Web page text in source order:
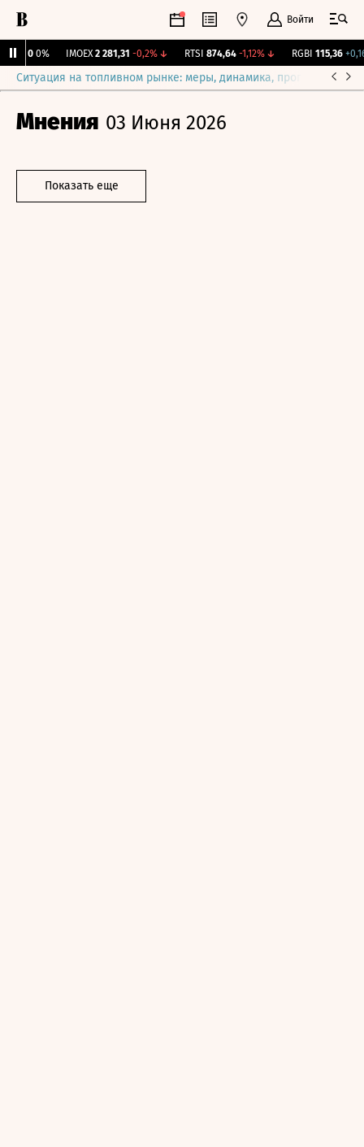
Войти
0% IMOEX 2 281,31 -0,2%↓ RTSI 874,64 -1,12%↓ RGBI 115,36
Ситуация на топливном рынке: меры, динамика, прогнозы
Мнения 03 Июня 2026
Показать еще